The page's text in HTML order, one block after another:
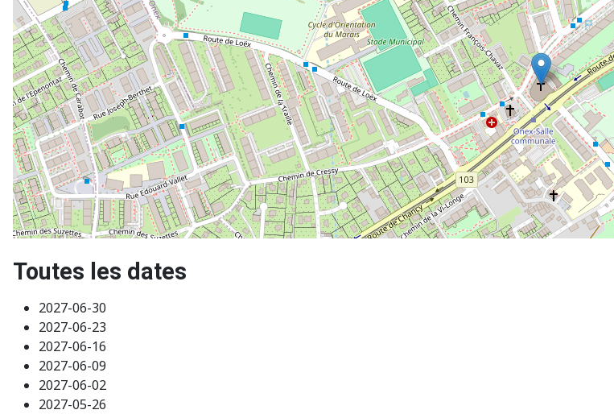
Toutes les dates
2027-06-30
2027-06-23
2027-06-16
2027-06-09
2027-06-02
2027-05-26